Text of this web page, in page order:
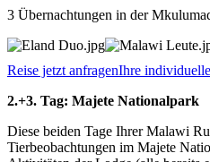
3 Übernachtungen in der
Reise jetzt anfragenIhre
2.+3. Tag: Majete Nationalpark
Diese beiden Tage Ihrer Malawi
Tierbeobachtungen im Majete